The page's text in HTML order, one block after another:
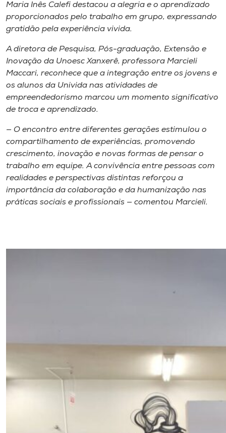
Maria Inês Calefi destacou a alegria e o aprendizado
proporcionados pelo trabalho em grupo, expressando
gratidão pela experiência vivida.
A diretora de Pesquisa, Pós-graduação, Extensão e
Inovação da Unoesc Xanxerê, professora Marcieli
Maccari, reconhece que a integração entre os jovens e
os alunos da Univida nas atividades de
empreendedorismo marcou um momento significativo
de troca e aprendizado.
— O encontro entre diferentes gerações estimulou o
compartilhamento de experiências, promovendo
crescimento, inovação e novas formas de pensar o
trabalho em equipe. A convivência entre pessoas com
realidades e perspectivas distintas reforçou a
importância da colaboração e da humanização nas
práticas sociais e profissionais — comentou Marcieli.